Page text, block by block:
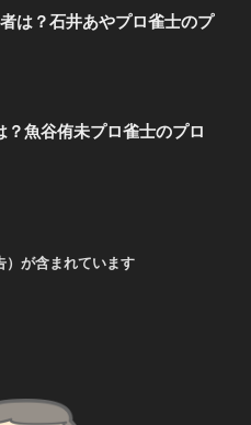
は？石井あやプロ雀士のプ
魚谷侑未プロ雀士のプロ
）が含まれています